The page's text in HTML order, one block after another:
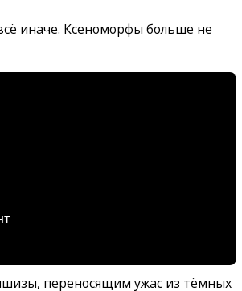
иначе. Ксеноморфы больше не
переносящим ужас из тёмных